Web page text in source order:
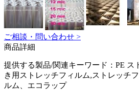
ご相談・問い合わせ >
商品詳細
提供する製品/関連キーワード：PE ス
き用ストレッチフィルム,ストレッチ
ルム、エコラップ